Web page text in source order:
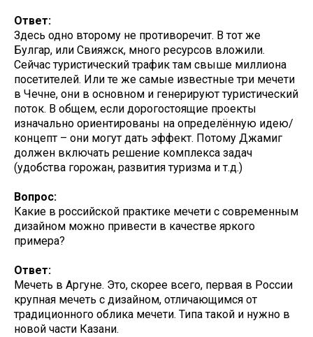
Ответ:
Здесь одно второму не противоречит. В тот же
Булгар, или Свияжск, много ресурсов вложили.
Сейчас туристический трафик там свыше миллиона
посетителей. Или те же самые известные три мечети
в Чечне, они в основном и генерируют туристический
поток. В общем, если дорогостоящие проекты
изначально ориентированы на определённую идею/
концепт – они могут дать эффект. Потому Джамиг
должен включать решение комплекса задач
(удобства горожан, развития туризма и т.д.)
Вопрос:
Какие в российской практике мечети с современным
дизайном можно привести в качестве яркого
примера?
Ответ:
Мечеть в Аргуне. Это, скорее всего, первая в России
крупная мечеть с дизайном, отличающимся от
традиционного облика мечети. Типа такой и нужно в
новой части Казани.